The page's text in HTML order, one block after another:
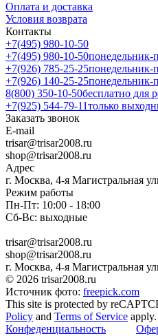
Оплата и доставка
Условия возврата
Контакты
+7(495) 980-10-50
+7(495) 980-10-50понедельник-
+7(926) 785-25-25понедельник-
+7(926) 140-25-25понедельник-
8(800) 350-10-50бесплатно для
+7(925) 544-79-11только
Заказать звонок
E-mail
trisar@trisar2008.ru
shop@trisar2008.ru
Адрес
г. Москва, 4-я Магистральная
Режим работы
Пн-Пт: 10:00 - 18:00
Сб-Вс: выходные
trisar@trisar2008.ru
shop@trisar2008.ru
г. Москва, 4-я Магистральная
© 2026 trisar2008.ru
Источник фото: freepick.com
This site is protected by
Policy and Terms of Service apply.
Конфеденциальность